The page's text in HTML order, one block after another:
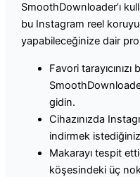
SmoothDownloader’ı
bu Instagram reel
yapabileceğinize dair
Favori
gidin.
Cihazınızda
indirmek istediğiniz
Makarayı tespit
köşesindeki üç